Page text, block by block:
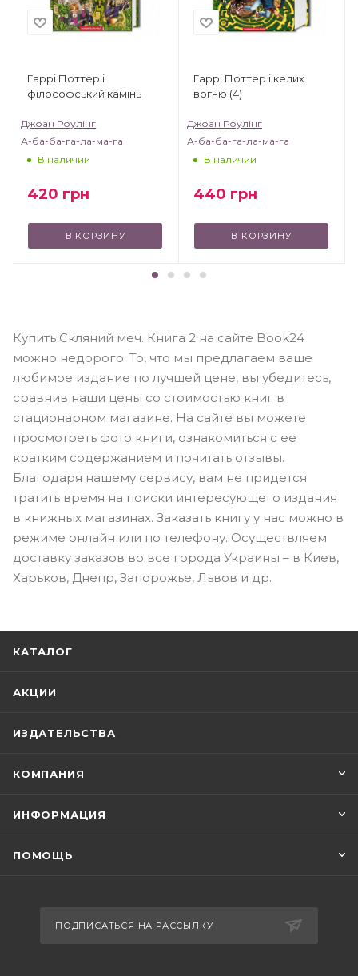
Гаррі Поттер і
філософський камінь
Джоан Роулінг
А-ба-ба-га-ла-ма-га
В наличии
420 грн
В КОРЗИНУ
Гаррі Поттер і келих
вогню (4)
Джоан Роулінг
А-ба-ба-га-ла-ма-га
В наличии
440 грн
В КОРЗИНУ
Купить Скляний меч. Книга 2 на сайте Book24
можно недорого. То, что мы предлагаем ваше
любимое издание по лучшей цене, вы убедитесь,
сравнив наши цены со стоимостью книг в
стационарном магазине. На сайте вы можете
просмотреть фото книги, ознакомиться с ее
кратким содержанием и почитать отзывы.
Благодаря нашему сервису, вам не придется
тратить время на поиски интересующего издания
в книжных магазинах. Заказать книгу у нас можно в
режиме онлайн или по телефону. Осуществляем
доставку заказов во все города Украины – в Киев,
Харьков, Днепр, Запорожье, Львов и др.
КАТАЛОГ
АКЦИИ
ИЗДАТЕЛЬСТВА
КОМПАНИЯ
ИНФОРМАЦИЯ
ПОМОЩЬ
ПОДПИСАТЬСЯ НА РАССЫЛКУ